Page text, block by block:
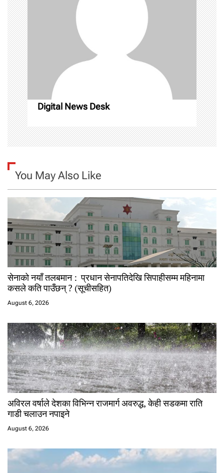
a
t
i
o
n
Digital News Desk
You May Also Like
सेनाको नयाँ तलबमान : प्रधान सेनापतिदेखि सिपाहीसम्म महिनामा
कसले कति पाउँछन् ? (सूचीसहित)
August 6, 2026
अविरल वर्षाले देशका विभिन्न राजमार्ग अवरुद्ध, केही सडकमा राति
गाडी चलाउन नपाइने
August 6, 2026